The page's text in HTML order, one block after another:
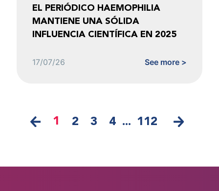
EL PERIÓDICO HAEMOPHILIA
MANTIENE UNA SÓLIDA
INFLUENCIA CIENTÍFICA EN 2025
17/07/26 See more >
1 2 3 4 ... 112